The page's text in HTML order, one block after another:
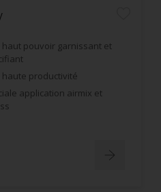
haut pouvoir garnissant et
haute productivité
application airmix et